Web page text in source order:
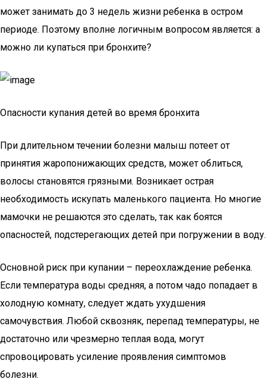
может занимать до 3 недель жизни ребенка в остром
периоде. Поэтому вполне логичным вопросом является: а
можно ли купаться при бронхите?
Опасности купания детей во время бронхита
При длительном течении болезни малыш потеет от
принятия жаропонижающих средств, может облиться,
волосы становятся грязными. Возникает острая
необходимость искупать маленького пациента. Но многие
мамочки не решаются это сделать, так как боятся
опасностей, подстерегающих детей при погружении в воду.
Основной риск при купании – переохлаждение ребенка.
Если температура воды средняя, а потом чадо попадает в
холодную комнату, следует ждать ухудшения
самочувствия. Любой сквозняк, перепад температуры, не
достаточно или чрезмерно теплая вода, могут
спровоцировать усиление проявления симптомов
болезни.